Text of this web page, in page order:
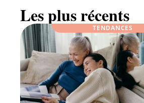
Les plus récents
TENDANCES